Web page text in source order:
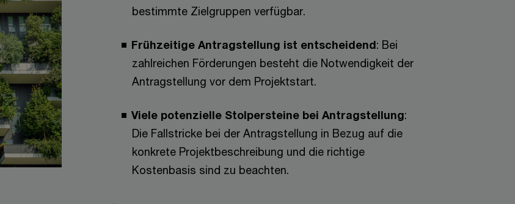
bestimmte Zielgruppen verfügbar.
Frühzeitige Antragstellung ist entscheidend: Bei
zahlreichen Förderungen besteht die Notwendigkeit der
Antragstellung vor dem Projektstart.
Viele potenzielle Stolpersteine bei Antragstellung:
Die Fallstricke bei der Antragstellung in Bezug auf die
konkrete Projektbeschreibung und die richtige
Kostenbasis sind zu beachten.